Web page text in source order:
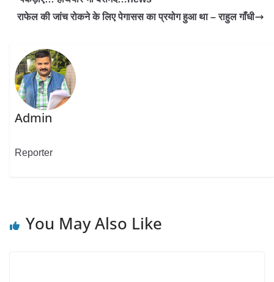
राफेल की जांच रोकने के लिए पेगासस का प्रयोग हुआ था – राहुल गाँधी
Admin
Reporter
You May Also Like